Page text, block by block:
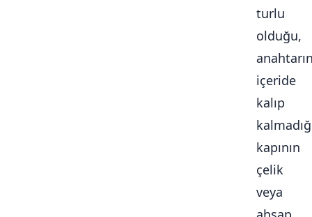
turlu
olduğu,
içeride
kalıp
kapının
çelik
veya